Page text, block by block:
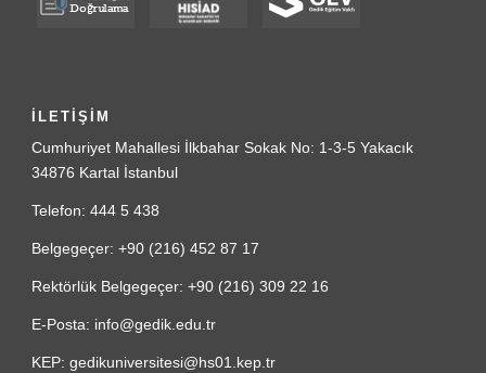
İLETİŞİM
Cumhuriyet Mahallesi İlkbahar Sokak No: 1-3-5 Yakacık
34876 Kartal İstanbul
Telefon: 444 5 438
Belgegeçer: +90 (216) 452 87 17
Rektörlük Belgegeçer: +90 (216) 309 22 16
E-Posta: info@gedik.edu.tr
KEP: gedikuniversitesi@hs01.kep.tr